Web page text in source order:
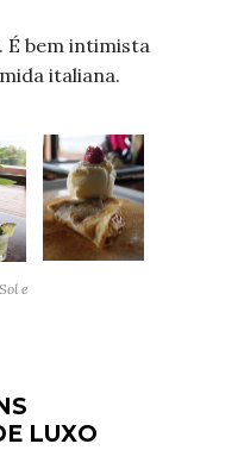
É bem intimista
italiana.
e
LUXO